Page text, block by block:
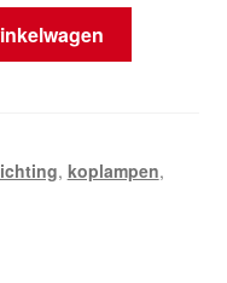
, koplampen,